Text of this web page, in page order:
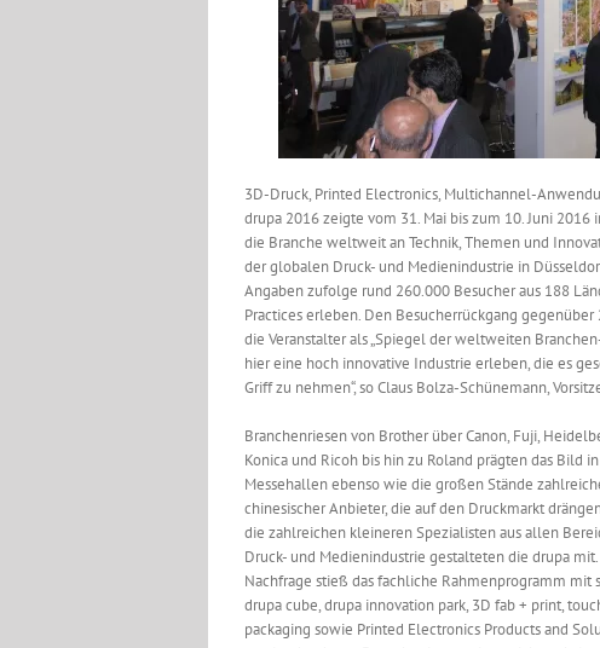
3D-Druck, Printed Electronics, Multichannel-
drupa 2016 zeigte vom 31. Mai bis zum 10. Juni
die Branche weltweit an Technik, Themen und
der globalen Druck- und Medienindustrie in
Angaben zufolge rund 260.000 Besucher aus 188
Practices erleben. Den Besucherrückgang
die Veranstalter als „Spiegel der weltweiten
hier eine hoch innovative Industrie erleben, die es
Griff zu nehmen“, so Claus Bolza-Schünemann,
Branchenriesen von Brother über Canon, Fuji,
Konica und Ricoh bis hin zu Roland prägten das Bild
Messehallen ebenso wie die großen Stände
chinesischer Anbieter, die auf den Druckmarkt
die zahlreichen kleineren Spezialisten aus allen
Druck- und Medienindustrie gestalteten die drupa
Nachfrage stieß das fachliche Rahmenprogramm mit
drupa cube, drupa innovation park, 3D fab + print,
packaging sowie Printed Electronics Products and